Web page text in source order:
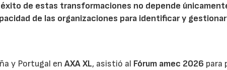
de estas transformaciones no depende
de las organizaciones para identificar y
y Portugal enAXA XL, asistió al Fórum amec 2026 para